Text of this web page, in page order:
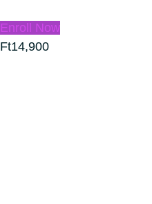
Enroll Now
Ft14,900